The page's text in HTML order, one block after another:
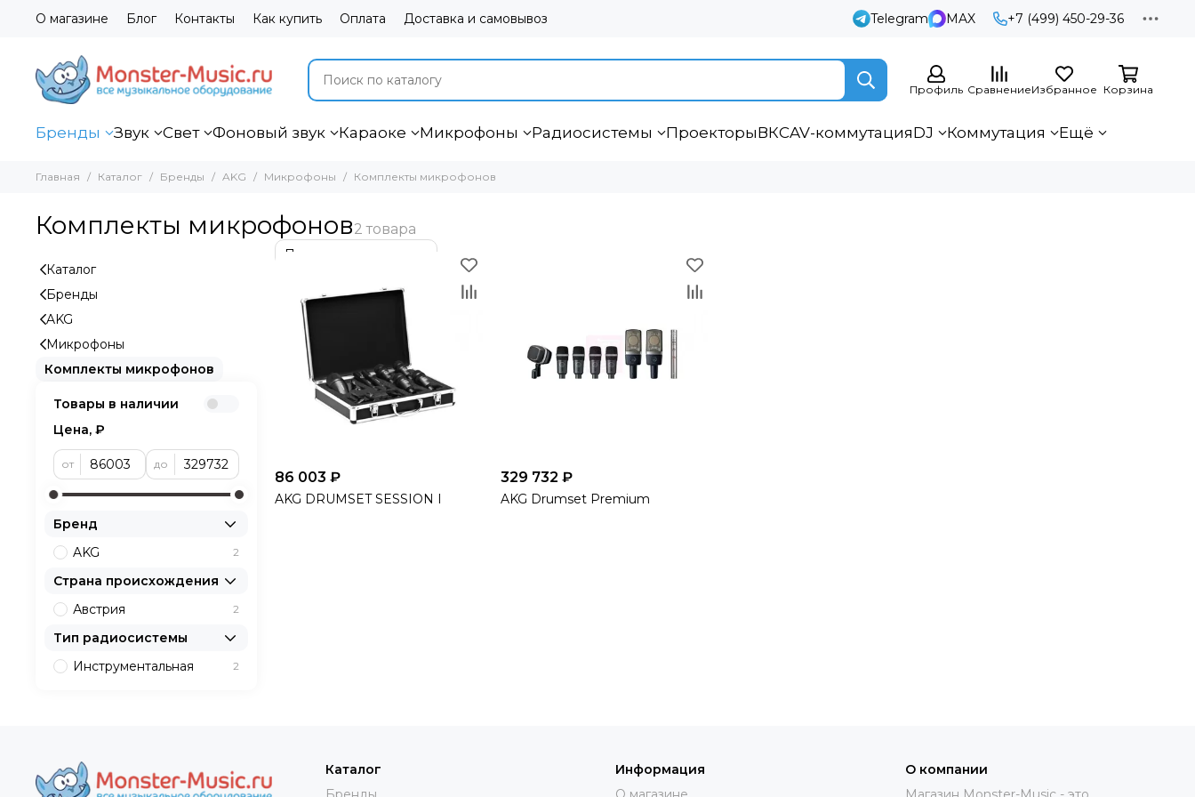
О магазине Блог Контакты Как купить Оплата Доставка и самовывоз Telegram MAX +7 (499) 450-29-36
Профиль СравнениеИзбранное Корзина
Бренды Звук Свет Фоновый звук Караоке Микрофоны Радиосистемы ПроекторыВКСAV-коммутацияDJ Коммутация Ещё
Главная Каталог Бренды AKG Микрофоны Комплекты микрофонов
Комплекты микрофонов
86 003 ₽
AKG DRUMSET SESSION I
329 732 ₽
AKG Drumset Premium
Каталог
Бренды
AKG
Микрофоны
Комплекты микрофонов
Товары в наличии
Цена, ₽
от до
Бренд
AKG
2
Страна происхождения
Австрия
2
Тип радиосистемы
Инструментальная
2
Каталог
Информация
О компании